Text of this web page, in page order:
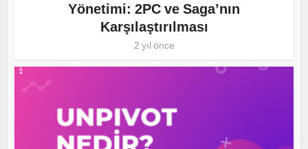
Yönetimi: 2PC ve Saga’nın
Karşılaştırılması
2 yıl önce